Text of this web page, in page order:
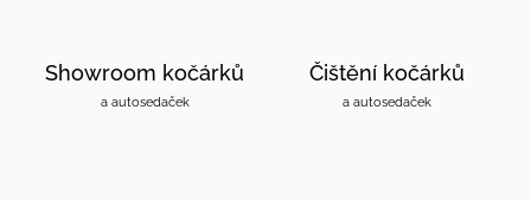
Showroom kočárků
a autosedaček
Čištění kočárků
a autosedaček